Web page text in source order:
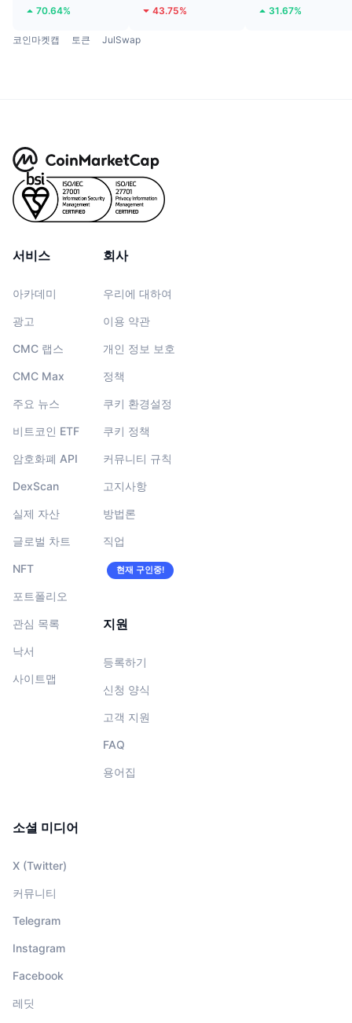
70.64% 43.75% 31.67%
코인마켓캡 토큰 JulSwap
서비스
아카데미
광고
CMC 랩스
CMC Max
주요 뉴스
비트코인 ETF
암호화폐 API
DexScan
실제 자산
글로벌 차트
NFT
포트폴리오
관심 목록
낙서
사이트맵
회사
우리에 대하여
이용 약관
개인 정보 보호
정책
쿠키 환경설정
쿠키 정책
커뮤니티 규칙
고지사항
방법론
직업
현재 구인중!
지원
등록하기
신청 양식
고객 지원
FAQ
용어집
소셜 미디어
X (Twitter)
커뮤니티
Telegram
Instagram
Facebook
레딧